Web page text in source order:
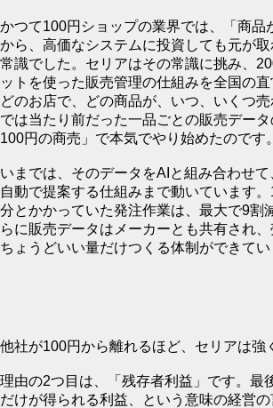
かつて100円ショップの業界では、「商品
から、高価なシステムに投資しても元が
常識でした。セリアはその常識に挑み、
ットを使った販売管理の仕組みを全国の直
どのお店で、どの商品が、いつ、いくつ
では当たり前だった一品ごとの販売デー
100円の商売」で本気でやり始めたのです。
いまでは、そのデータをAIと組み合わせ
自動で提案する仕組みまで動いています
分とかかっていた発注作業は、最大で9割
らに販売データはメーカーとも共有され、
ちょうどいい量だけつくる体制ができてい
他社が100円から離れるほど、セリアは強
理由の2つ目は、「残存者利益」です。最
だけが得られる利益、という意味の経営の